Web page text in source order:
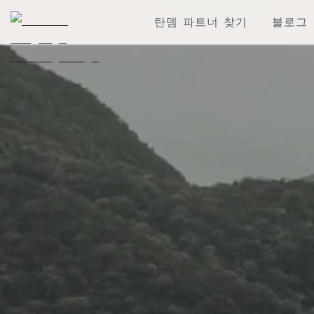
탄뎀 파트너 찾기 블로그